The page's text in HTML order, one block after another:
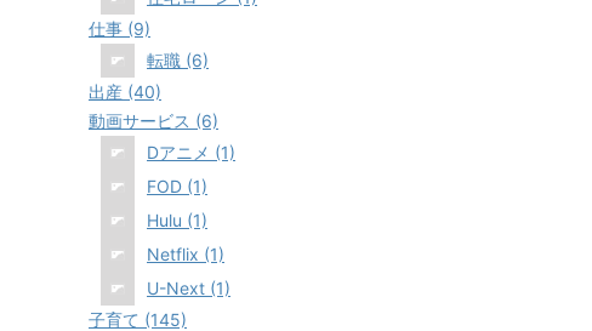
仕事 (9)
転職 (6)
出産 (40)
動画サービス (6)
Dアニメ (1)
FOD (1)
Hulu (1)
Netflix (1)
U-Next (1)
子育て (145)